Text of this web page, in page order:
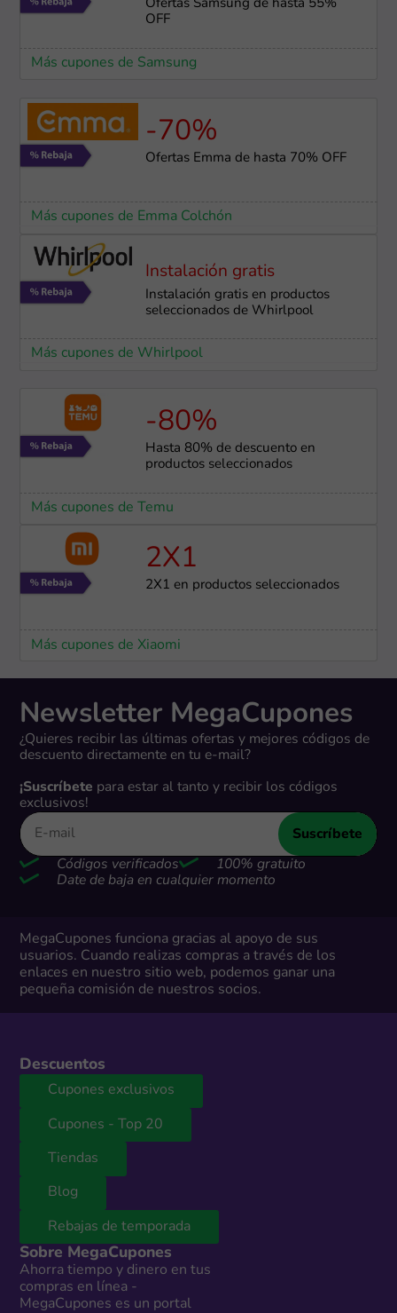
Ofertas Samsung de hasta 55%
OFF
Más cupones de Samsung
-70%
Ofertas Emma de hasta 70% OFF
Más cupones de Emma Colchón
Instalación gratis
Instalación gratis en productos
seleccionados de Whirlpool
Más cupones de Whirlpool
-80%
Hasta 80% de descuento en
productos seleccionados
Más cupones de Temu
2X1
2X1 en productos seleccionados
Más cupones de Xiaomi
Newsletter MegaCupones
¿Quieres recibir las últimas ofertas y mejores códigos de
descuento directamente en tu e-mail?
¡Suscríbete para estar al tanto y recibir los códigos
exclusivos!
Suscríbete
Códigos verificados
100% gratuito
Date de baja en cualquier momento
MegaCupones funciona gracias al apoyo de sus
usuarios. Cuando realizas compras a través de los
enlaces en nuestro sitio web, podemos ganar una
pequeña comisión de nuestros socios.
Descuentos
Cupones exclusivos
Cupones - Top 20
Tiendas
Blog
Rebajas de temporada
Sobre MegaCupones
Ahorra tiempo y dinero en tus
compras en línea -
MegaCupones es un portal